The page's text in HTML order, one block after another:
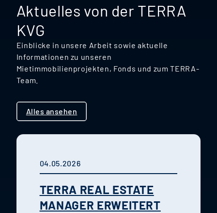
Aktuelles von der TERRA
KVG
Einblicke in unsere Arbeit sowie aktuelle
Informationen zu unseren
Mietimmobilienprojekten, Fonds und zum TERRA-
Team.
Alles ansehen
04.05.2026
TERRA REAL ESTATE
MANAGER ERWEITERT